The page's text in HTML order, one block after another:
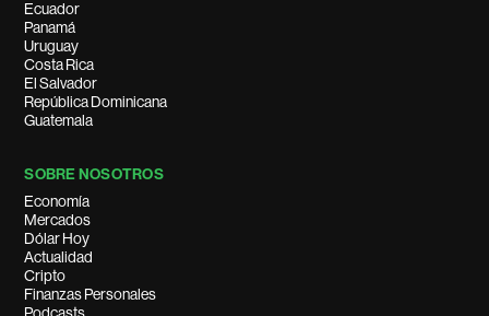
Ecuador
Panamá
Uruguay
Costa Rica
El Salvador
República Dominicana
Guatemala
SOBRE NOSOTROS
Economía
Mercados
Dólar Hoy
Actualidad
Cripto
Finanzas Personales